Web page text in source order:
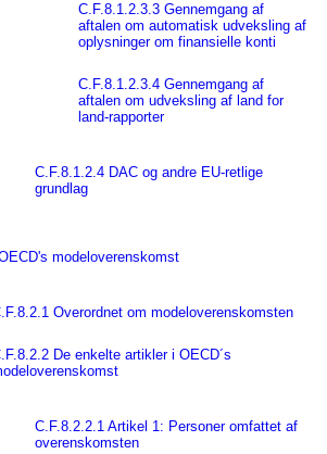
C.F.8.1.2.3.3 Gennemgang af
aftalen om automatisk udveksling af
oplysninger om finansielle konti
C.F.8.1.2.3.4 Gennemgang af
aftalen om udveksling af land for
land-rapporter
C.F.8.1.2.4 DAC og andre EU-retlige
grundlag
modeloverenskomst
Overordnet om modeloverenskomsten
De enkelte artikler i OECD´s
C.F.8.2.2.1 Artikel 1: Personer omfattet af
overenskomsten